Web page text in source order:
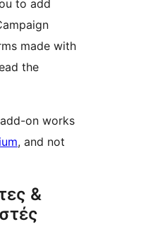
to add
made with
the
on works
, and not
&